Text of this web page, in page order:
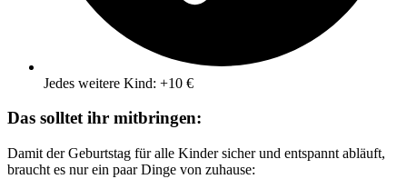
Jedes weitere Kind: +10 €
Das solltet ihr mitbringen:
Damit der Geburtstag für alle Kinder sicher und entspannt abläuft,
braucht es nur ein paar Dinge von zuhause: